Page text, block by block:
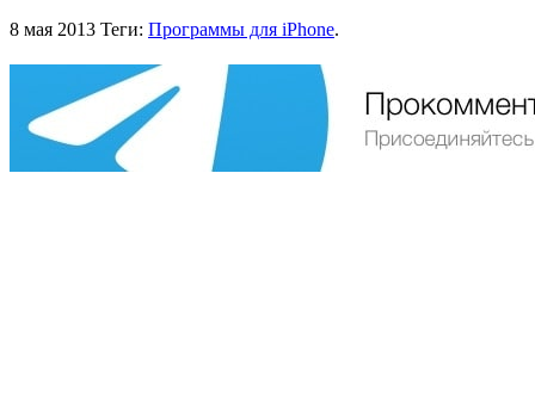
8 мая 2013 Теги: Программы для iPhone.